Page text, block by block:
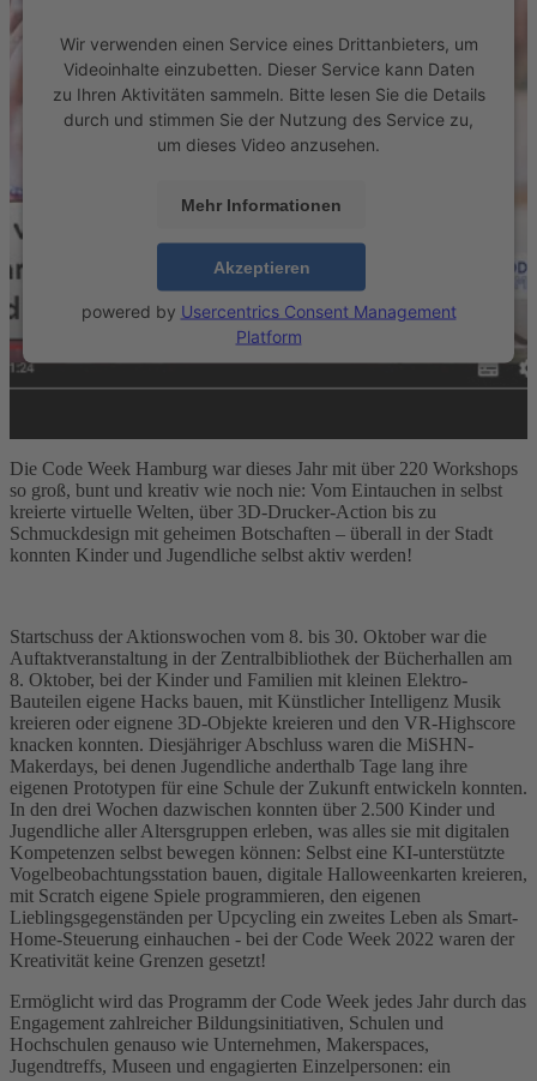
Wir verwenden einen Service eines Drittanbieters, um
Videoinhalte einzubetten. Dieser Service kann Daten
zu Ihren Aktivitäten sammeln. Bitte lesen Sie die Details
durch und stimmen Sie der Nutzung des Service zu,
um dieses Video anzusehen.
Mehr Informationen
Akzeptieren
powered by Usercentrics Consent Management
Platform
Die Code Week Hamburg war dieses Jahr mit über 220 Workshops
so groß, bunt und kreativ wie noch nie: Vom Eintauchen in selbst
kreierte virtuelle Welten, über 3D-Drucker-Action bis zu
Schmuckdesign mit geheimen Botschaften – überall in der Stadt
konnten Kinder und Jugendliche selbst aktiv werden!
Startschuss der Aktionswochen vom 8. bis 30. Oktober war die
Auftaktveranstaltung in der Zentralbibliothek der Bücherhallen am
8. Oktober, bei der Kinder und Familien mit kleinen Elektro-
Bauteilen eigene Hacks bauen, mit Künstlicher Intelligenz Musik
kreieren oder eignene 3D-Objekte kreieren und den VR-Highscore
knacken konnten. Diesjähriger Abschluss waren die MiSHN-
Makerdays, bei denen Jugendliche anderthalb Tage lang ihre
eigenen Prototypen für eine Schule der Zukunft entwickeln konnten.
In den drei Wochen dazwischen konnten über 2.500 Kinder und
Jugendliche aller Altersgruppen erleben, was alles sie mit digitalen
Kompetenzen selbst bewegen können: Selbst eine KI-unterstützte
Vogelbeobachtungsstation bauen, digitale Halloweenkarten kreieren,
mit Scratch eigene Spiele programmieren, den eigenen
Lieblingsgegenständen per Upcycling ein zweites Leben als Smart-
Home-Steuerung einhauchen - bei der Code Week 2022 waren der
Kreativität keine Grenzen gesetzt!
Ermöglicht wird das Programm der Code Week jedes Jahr durch das
Engagement zahlreicher Bildungsinitiativen, Schulen und
Hochschulen genauso wie Unternehmen, Makerspaces,
Jugendtreffs, Museen und engagierten Einzelpersonen: ein